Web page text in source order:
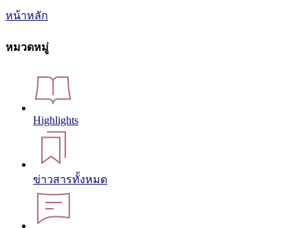
หน้าหลัก
หมวดหมู่
Highlights
ข่าวสารทั้งหมด